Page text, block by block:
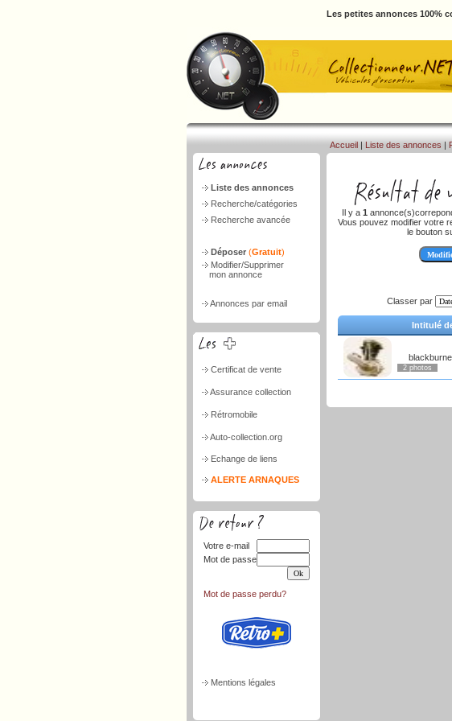
Les petites annonces 100%
Liste des annonces
Recherche/catégories
Recherche avancée
Déposer (Gratuit)
Modifier/Supprimer
mon annonce
Annonces par email
Certificat de vente
Assurance collection
Rétromobile
Auto-collection.org
Echange de liens
ALERTE ARNAQUES
Votre e-mail
Mot de passe
Mot de passe perdu?
Mentions légales
Accueil | Liste des annonces |
Il y a 1
Vous pouvez modifier votre
le bouton
Classer par
Intitulé
blackburne
2 photos